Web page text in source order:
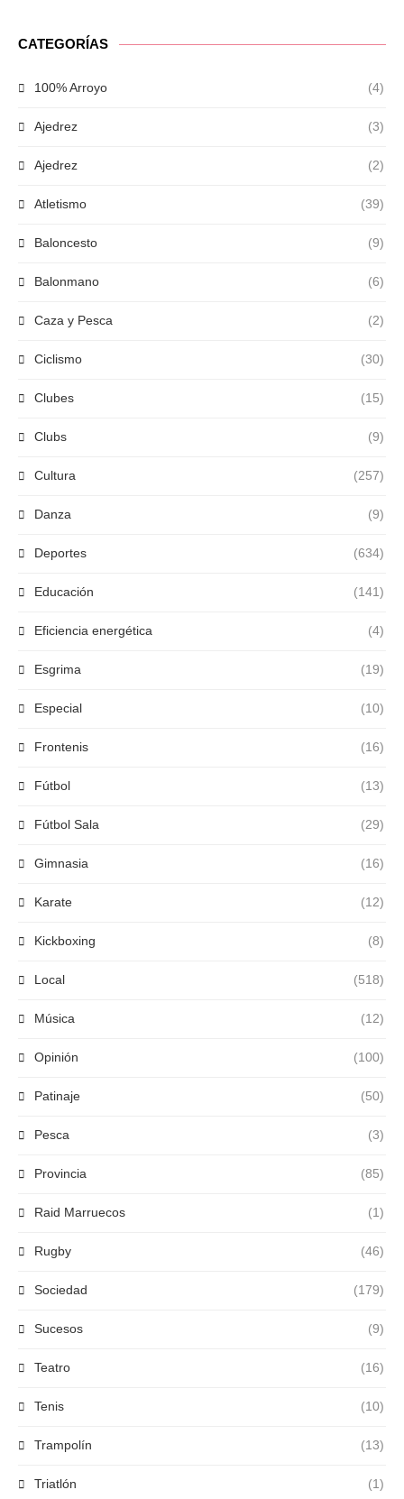
CATEGORÍAS
100% Arroyo (4)
Ajedrez (3)
Ajedrez (2)
Atletismo (39)
Baloncesto (9)
Balonmano (6)
Caza y Pesca (2)
Ciclismo (30)
Clubes (15)
Clubs (9)
Cultura (257)
Danza (9)
Deportes (634)
Educación (141)
Eficiencia energética (4)
Esgrima (19)
Especial (10)
Frontenis (16)
Fútbol (13)
Fútbol Sala (29)
Gimnasia (16)
Karate (12)
Kickboxing (8)
Local (518)
Música (12)
Opinión (100)
Patinaje (50)
Pesca (3)
Provincia (85)
Raid Marruecos (1)
Rugby (46)
Sociedad (179)
Sucesos (9)
Teatro (16)
Tenis (10)
Trampolín (13)
Triatlón (1)